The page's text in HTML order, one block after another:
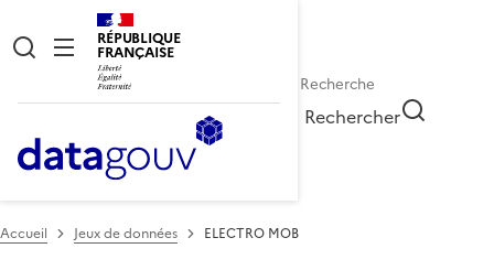
RÉPUBLIQUE
FRANÇAISE
Rechercher
Accueil Jeux de données ELECTRO MOB